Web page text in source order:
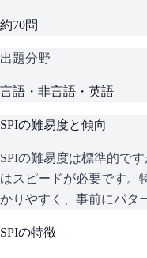
約70問
出題分野
言語・非言語・英語
SPIの難易度と傾向
SPIの難易度は標準的で
はスピードが必要です。
かりやすく、事前にパタ
SPIの特徴